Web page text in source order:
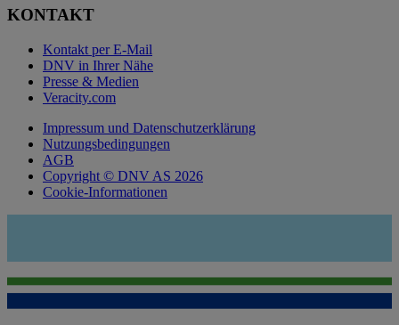
KONTAKT
Kontakt per E-Mail
DNV in Ihrer Nähe
Presse & Medien
Veracity.com
Impressum und Datenschutzerklärung
Nutzungsbedingungen
AGB
Copyright © DNV AS 2026
Cookie-Informationen